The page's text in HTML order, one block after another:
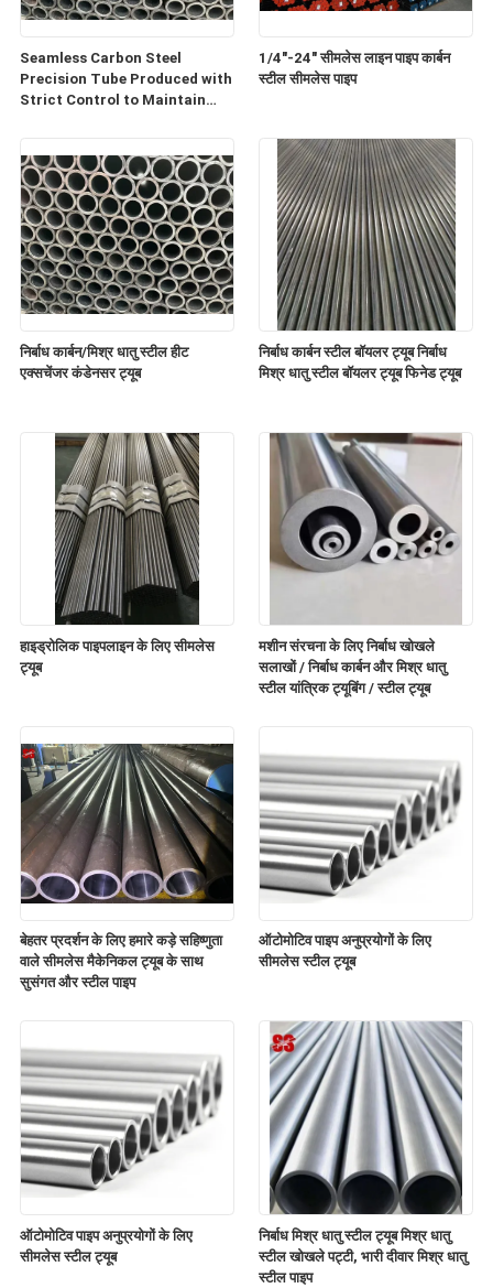
Seamless Carbon Steel
Precision Tube Produced with
Strict Control to Maintain
1/4"-24" सीमलेस लाइन पाइप कार्बन
स्टील सीमलेस पाइप
निर्बाध कार्बन/मिश्र धातु स्टील हीट
एक्सचेंजर कंडेनसर ट्यूब
निर्बाध कार्बन स्टील बॉयलर ट्यूब निर्बाध
मिश्र धातु स्टील बॉयलर ट्यूब फिनेड ट्यूब
हाइड्रोलिक पाइपलाइन के लिए सीमलेस
ट्यूब
मशीन संरचना के लिए निर्बाध खोखले
सलाखों / निर्बाध कार्बन और मिश्र धातु
स्टील यांत्रिक ट्यूबिंग / स्टील ट्यूब
बेहतर प्रदर्शन के लिए हमारे कड़े सहिष्णुता
वाले सीमलेस मैकेनिकल ट्यूब के साथ
सुसंगत और स्टील पाइप
ऑटोमोटिव पाइप अनुप्रयोगों के लिए
सीमलेस स्टील ट्यूब
ऑटोमोटिव पाइप अनुप्रयोगों के लिए
सीमलेस स्टील ट्यूब
निर्बाध मिश्र धातु स्टील ट्यूब मिश्र धातु
स्टील खोखले पट्टी, भारी दीवार मिश्र धातु
स्टील पाइप